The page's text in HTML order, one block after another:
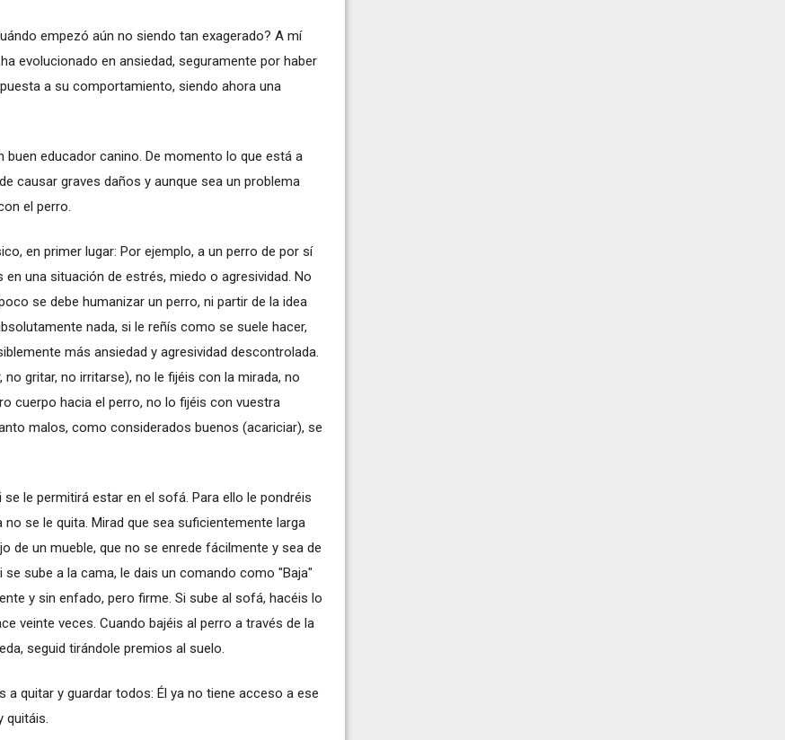
empezó aún no siendo tan exagerado? A mí
evolucionado en ansiedad, seguramente por haber
a su comportamiento, siendo ahora una
educador canino. De momento lo que está a
causar graves daños y aunque sea un problema
el perro.
en primer lugar: Por ejemplo, a un perro de por sí
una situación de estrés, miedo o agresividad. No
se debe humanizar un perro, ni partir de la idea
nada, si le reñís como se suele hacer,
más ansiedad y agresividad descontrolada.
gritar, no irritarse), no le fijéis con la mirada, no
cuerpo hacia el perro, no lo fijéis con vuestra
malos, como considerados buenos (acariciar), se
le permitirá estar en el sofá. Para ello le pondréis
se le quita. Mirad que sea suficientemente larga
de un mueble, que no se enrede fácilmente y sea de
sube a la cama, le dais un comando como "Baja"
y sin enfado, pero firme. Si sube al sofá, hacéis lo
veinte veces. Cuando bajéis al perro a través de la
seguid tirándole premios al suelo.
a quitar y guardar todos: Él ya no tiene acceso a ese
quitáis.